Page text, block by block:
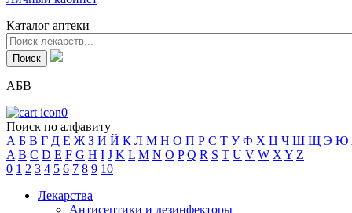
Каталог аптеки
АБВ
0
Поиск по алфавиту
А Б В Г Д Е Ж З И Й К Л М Н О П Р С Т У Ф Х Ц Ч Ш Щ Э Ю
A B C D E F G H I J K L M N O P Q R S T U V W X Y Z
0 1 2 3 4 5 6 7 8 9 10
Лекарства
Антисептики и дезинфекторы